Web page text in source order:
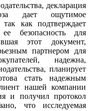
декларация
дает ощутимое
как подтверждает
безопасность для
этот документ,
партнером для
надежна,
планирует
стать надежным
нашей компании
и получил протокол
что исследуемая